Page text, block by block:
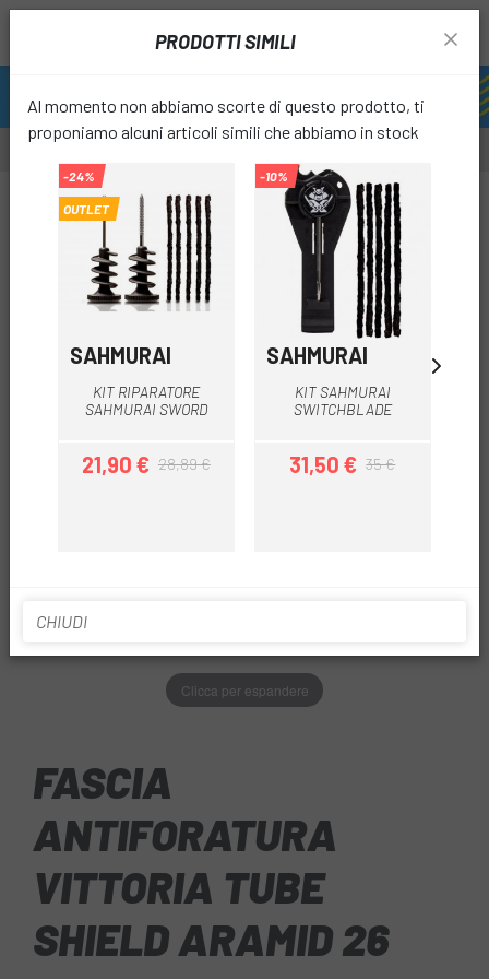
Clicca per espandere
FASCIA
ANTIFORATURA
VITTORIA TUBE
SHIELD ARAMID 26
PRODOTTI SIMILI
Al momento non abbiamo scorte di questo prodotto, ti
proponiamo alcuni articoli simili che abbiamo in stock
-24%
OUTLET
SAHMURAI
KIT RIPARATORE
SAHMURAI SWORD
Prezzo
21,90 €Prezzo base
28,89 €
-10%
SAHMURAI
KIT SAHMURAI
SWITCHBLADE
Prezzo
31,50 €Prezzo base
35 €
CHIUDI